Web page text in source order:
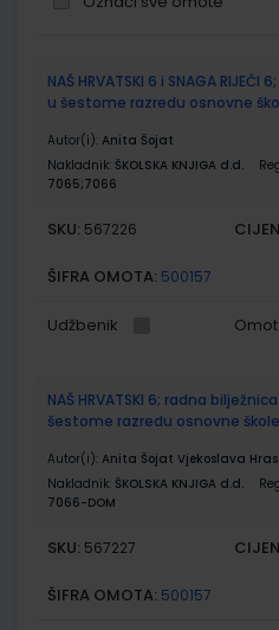
proizvodi
NAŠ HRVATSKI 6 i SNAGA
u šestome razredu osnovne
Autor(i): Anita Šojat
Nakladnik: ŠKOLSKA KNJIGA d.d.
7065;7066
SKU: 567226
ŠIFRA OMOTA: 500157
Udžbenik Omot
NAŠ HRVATSKI 6; radna
šestome razredu osnovne škole
Autor(i): Anita Šojat Vjekoslava
Nakladnik: ŠKOLSKA KNJIGA d.d.
7066-DOM
SKU: 567227
ŠIFRA OMOTA: 500157